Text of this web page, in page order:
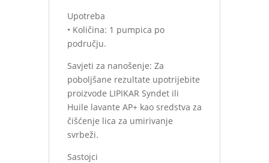
Upotreba
• Količina: 1 pumpica po
području.
Savjeti za nanošenje: Za
poboljšane rezultate upotrijebite
proizvode LIPIKAR Syndet ili
Huile lavante AP+ kao sredstva za
čišćenje lica za umirivanje
svrbeži.
Sastojci